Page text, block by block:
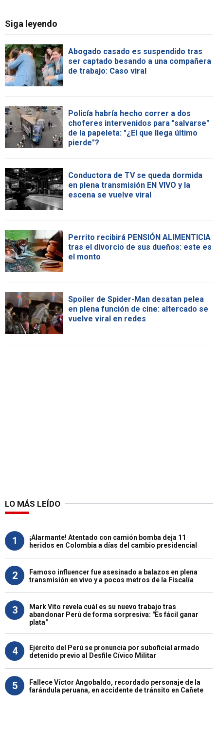
Siga leyendo
Abogado casado es suspendido tras
ser captado besando a una compañera
de trabajo: Caso viral
Policía habría hecho correr a dos
choferes intervenidos para "salvarse"
de la papeleta: "¿El que llega último
pierde"?
Conductora de TV se queda dormida
en plena transmisión EN VIVO y la
escena se vuelve viral
Perrito recibirá PENSIÓN ALIMENTICIA
tras el divorcio de sus dueños: este es
el monto
Spoiler de Spider-Man desatan pelea
en plena función de cine: altercado se
vuelve viral en redes
LO MÁS LEÍDO
1
¡Alarmante! Atentado con camión bomba deja 11
heridos en Colombia a días del cambio presidencial
2
Famoso influencer fue asesinado a balazos en plena
transmisión en vivo y a pocos metros de la Fiscalía
3
Mark Vito revela cuál es su nuevo trabajo tras
abandonar Perú de forma sorpresiva: "Es fácil ganar
plata"
4
Ejército del Perú se pronuncia por suboficial armado
detenido previo al Desfile Cívico Militar
5
Fallece Víctor Angobaldo, recordado personaje de la
farándula peruana, en accidente de tránsito en Cañete